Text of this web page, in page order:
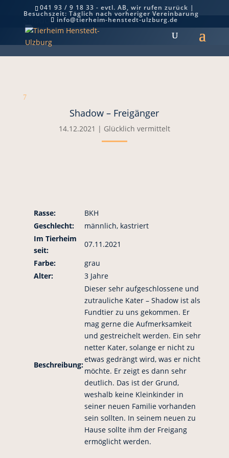
041 93 / 9 18 33 - evtl. AB, wir rufen zurück |
Besuchszeit: Täglich nach vorheriger Vereinbarung
info@tierheim-henstedt-ulzburg.de
Shadow – Freigänger
7
Shadow – Freigänger
14.12.2021 | Glücklich vermittelt
Rasse:
BKH
Geschlecht:
männlich, kastriert
Im Tierheim
seit:
07.11.2021
Farbe:
grau
Alter:
3 Jahre
Beschreibung:
Dieser sehr aufgeschlossene und
zutrauliche Kater – Shadow ist als
Fundtier zu uns gekommen. Er
mag gerne die Aufmerksamkeit
und gestreichelt werden. Ein sehr
netter Kater, solange er nicht zu
etwas gedrängt wird, was er nicht
möchte. Er zeigt es dann sehr
deutlich. Das ist der Grund,
weshalb keine Kleinkinder in
seiner neuen Familie vorhanden
sein sollten. In seinem neuen zu
Hause sollte ihm der Freigang
ermöglicht werden.